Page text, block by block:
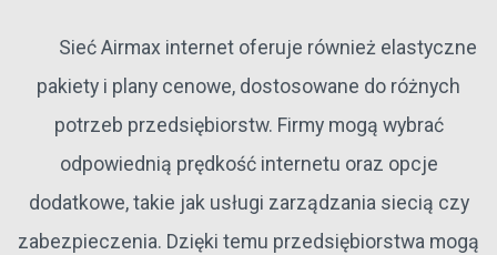
Sieć Airmax internet oferuje również elastyczne
pakiety i plany cenowe, dostosowane do różnych
potrzeb przedsiębiorstw. Firmy mogą wybrać
odpowiednią prędkość internetu oraz opcje
dodatkowe, takie jak usługi zarządzania siecią czy
zabezpieczenia. Dzięki temu przedsiębiorstwa mogą